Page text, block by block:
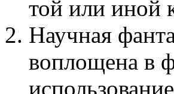
той или иной
Научная
воплощена в